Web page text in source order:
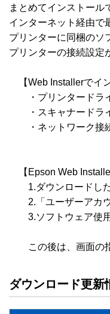
まとめてインストール
インターネット経由で
プリンターに同梱のソ
プリンターの接続設定
【Web Installerでイ
・プリンタードラ
・スキャナードラ
・ネットワーク接
【Epson Web
1.ダウンロードした
2.「ユーザーアカウ
3.ソフトウェア使用
ダウンロード更新